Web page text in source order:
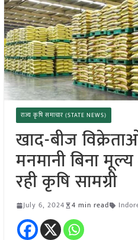
राज्य कृषि समाचार (STATE NEWS)
खाद-बीज
मनमानी बिना
रही कृषि सामग्री
July 6, 2024 4 min read